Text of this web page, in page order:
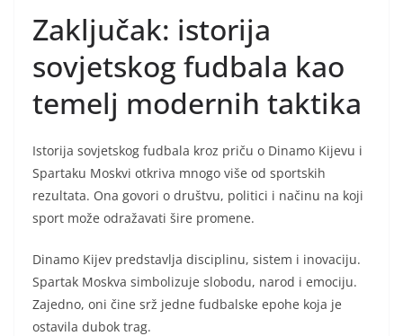
Zaključak: istorija
sovjetskog fudbala kao
temelj modernih taktika
Istorija sovjetskog fudbala kroz priču o Dinamo Kijevu i
Spartaku Moskvi otkriva mnogo više od sportskih
rezultata. Ona govori o društvu, politici i načinu na koji
sport može odražavati šire promene.
Dinamo Kijev predstavlja disciplinu, sistem i inovaciju.
Spartak Moskva simbolizuje slobodu, narod i emociju.
Zajedno, oni čine srž jedne fudbalske epohe koja je
ostavila dubok trag.